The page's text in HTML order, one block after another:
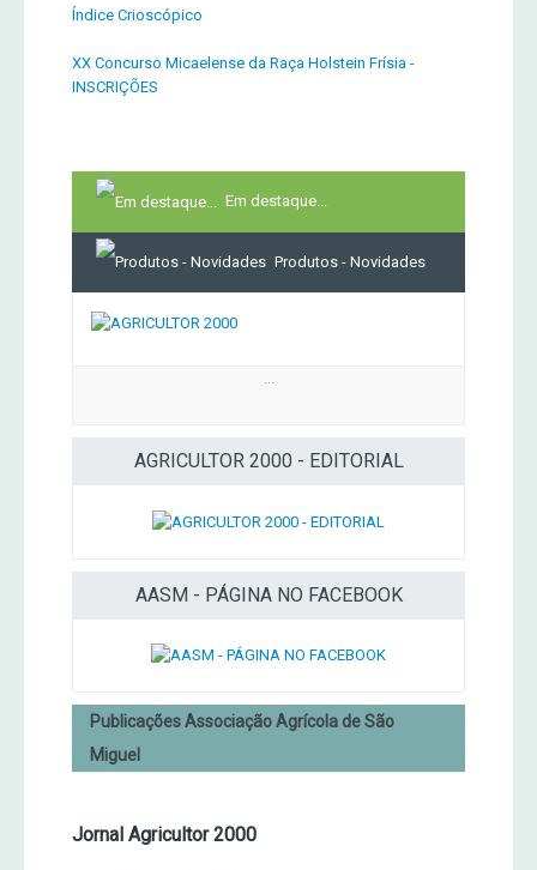
Índice Crioscópico
XX Concurso Micaelense da Raça Holstein Frísia -
INSCRIÇÕES
Em destaque...
Produtos - Novidades
...
AGRICULTOR 2000 - EDITORIAL
AASM - PÁGINA NO FACEBOOK
Publicações Associação Agrícola de São
Miguel
Jornal Agricultor 2000